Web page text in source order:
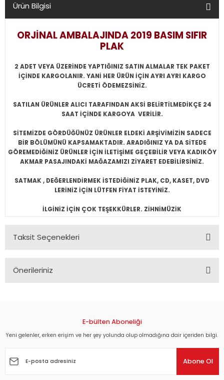
Ürün Bilgisi
ORJİNAL AMBALAJINDA 2019 BASIM SIFIR
PLAK
2 ADET VEYA ÜZERİNDE YAPTIĞINIZ SATIN ALMALAR TEK PAKET
İÇİNDE KARGOLANIR. YANİ HER ÜRÜN İÇİN AYRI AYRI KARGO
ÜCRETİ ÖDEMEZSİNİZ.
SATILAN ÜRÜNLER ALICI TARAFINDAN AKSİ BELİRTİLMEDİKÇE 24
SAAT İÇİNDE KARGOYA VERİLİR.
SİTEMİZDE GÖRDÜĞÜNÜZ ÜRÜNLER ELDEKİ ARŞİVİMİZİN SADECE
BİR BÖLÜMÜNÜ KAPSAMAKTADIR. ARADIĞINIZ YA DA SİTEDE
GÖREMEDİĞİNİZ ÜRÜNLER İÇİN İLETİŞİME GEÇEBİLİR VEYA KADIKÖY
AKMAR PASAJINDAKİ MAĞAZAMIZI ZİYARET EDEBİLİRSİNİZ.
SATMAK , DEĞERLENDİRMEK İSTEDİĞİNİZ PLAK, CD, KASET, DVD
LERİNİZ İÇİN LÜTFEN FİYAT İSTEYİNİZ.
İLGİNİZ İÇİN ÇOK TEŞEKKÜRLER. ZİHNİMÜZİK
Taksit Seçenekleri
Önerileriniz
Görüş ve önerileriniz için teşekkür ederiz.
Ürün açıklamasında eksik bilgiler bulunuyor.
E-bülten Aboneliği
Yeni gelenler, erken erişim ve her şey yolunda olup olmadığına dair içeriden bilgi.
Abone Ol